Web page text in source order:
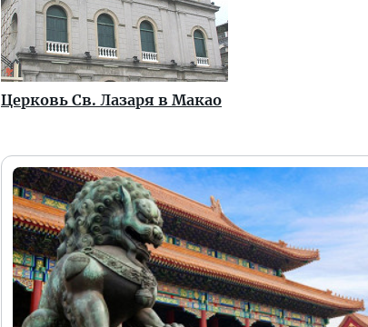
Церковь Св. Лазаря в Макао